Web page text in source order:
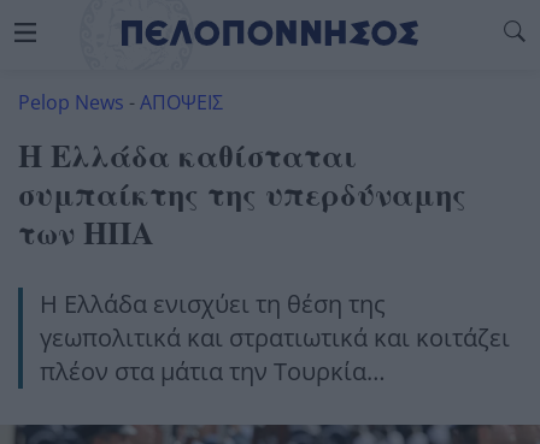
Pelop News -ΑΠΟΨΕΙΣ
H Eλλάδα καθίσταται
συμπαίκτης της υπερδύναμης
των ΗΠΑ
Η Ελλάδα ενισχύει τη θέση της
γεωπολιτικά και στρατιωτικά και κοιτάζει
πλέον στα μάτια την Τουρκία…